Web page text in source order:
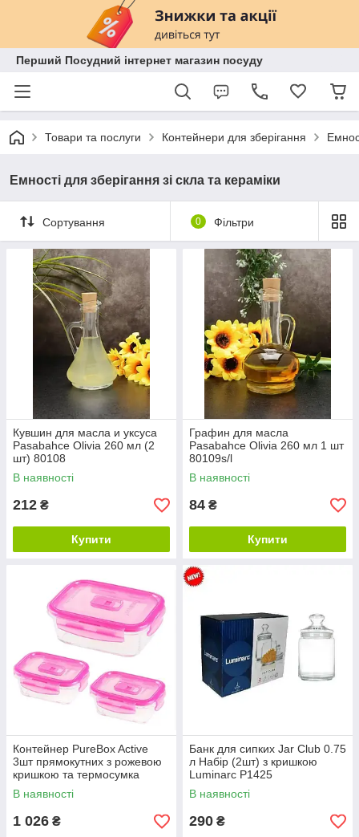
Перший Посудний інтернет магазин посуду
Товари та послуги Контейнери для зберігання
Емності для зберігання зі скла та кераміки
Сортування 0 Фільтри
Кувшин для масла и уксуса
Pasabahce Olivia 260 мл (2
шт) 80108
В наявності
212 ₴
Купити
Графин для масла
Pasabahce Olivia 260 мл 1 шт
80109s/l
В наявності
84 ₴
Купити
Контейнер PureBox Active
3шт прямокутних з рожевою
кришкою та термосумка
Luminarc P4498
В наявності
1 026 ₴
Банк для сипких Jar Club 0.75
л Набір (2шт) з кришкою
Luminarc P1425
В наявності
290 ₴